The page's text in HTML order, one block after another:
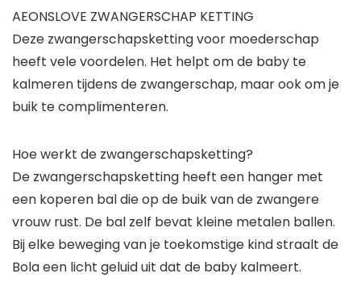
AEONSLOVE ZWANGERSCHAP KETTING
Deze zwangerschapsketting voor moederschap
heeft vele voordelen. Het helpt om de baby te
kalmeren tijdens de zwangerschap, maar ook om je
buik te complimenteren.
Hoe werkt de zwangerschapsketting?
De zwangerschapsketting heeft een hanger met
een koperen bal die op de buik van de zwangere
vrouw rust. De bal zelf bevat kleine metalen ballen.
Bij elke beweging van je toekomstige kind straalt de
Bola een licht geluid uit dat de baby kalmeert.